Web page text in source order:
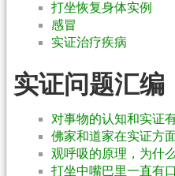
打坐恢复身体实例
感冒
实证治疗疾病
实证问题汇编
对事物的认知和实证
佛家和道家在实证方
观呼吸的原理，为什
打坐中嘴巴里一直有